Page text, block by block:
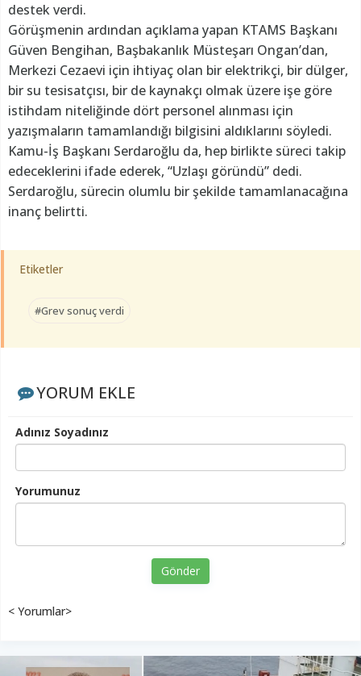
destek verdi.
Görüşmenin ardından açıklama yapan KTAMS Başkanı
Güven Bengihan, Başbakanlık Müsteşarı Ongan’dan,
Merkezi Cezaevi için ihtiyaç olan bir elektrikçi, bir dülger,
bir su tesisatçısı, bir de kaynakçı olmak üzere işe göre
istihdam niteliğinde dört personel alınması için
yazışmaların tamamlandığı bilgisini aldıklarını söyledi.
Kamu-İş Başkanı Serdaroğlu da, hep birlikte süreci takip
edeceklerini ifade ederek, “Uzlaşı göründü” dedi.
Serdaroğlu, sürecin olumlu bir şekilde tamamlanacağına
inanç belirtti.
Etiketler
#Grev sonuç verdi
YORUM EKLE
Adınız Soyadınız
Yorumunuz
Gönder
< Yorumlar>